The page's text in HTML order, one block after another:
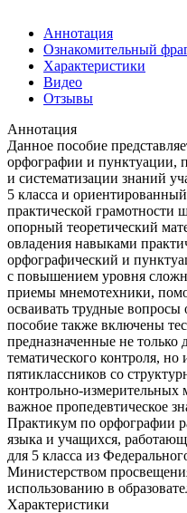
Аннотация
Ознакомительный
Характеристики
Видео
Отзывы
Аннотация
Данное пособие
орфографии и пунктуации,
и систематизации знаний
5 класса и
практической грамотности
опорный теоретический
овладения навыками
орфографический и
с повышением уровня
приемы мнемотехники,
осваивать трудные
пособие также включены
предназначенные не только
тематического контроля, но
пятиклассников со
контрольно-
важное пропедевтическое
Практикум по орфографии
языка и учащихся,
для 5 класса из
Министерством
использованию в
Характеристики